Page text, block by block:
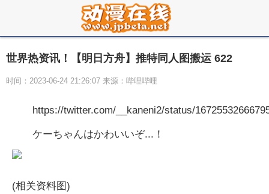
世界热资讯！【明日方舟】推特同人图搬运 622
时间：2023-06-24 21:26:07 来源：哔哩哔哩
https://twitter.com/__kaneni2/status/
ケーちゃんはかわいいぞ...！
(相关资料图)